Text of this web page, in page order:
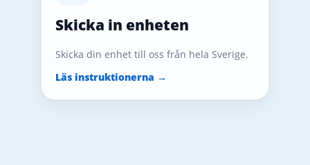
Skicka in enheten
Skicka din enhet till oss från hela Sverige.
Läs instruktionerna →